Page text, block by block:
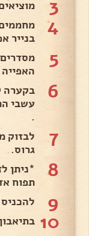
3
4
בנייר
5
6
בקערה
עשבי
.
7
לבזוק
גרוס.
8
*ניתן
תפוח
9
10